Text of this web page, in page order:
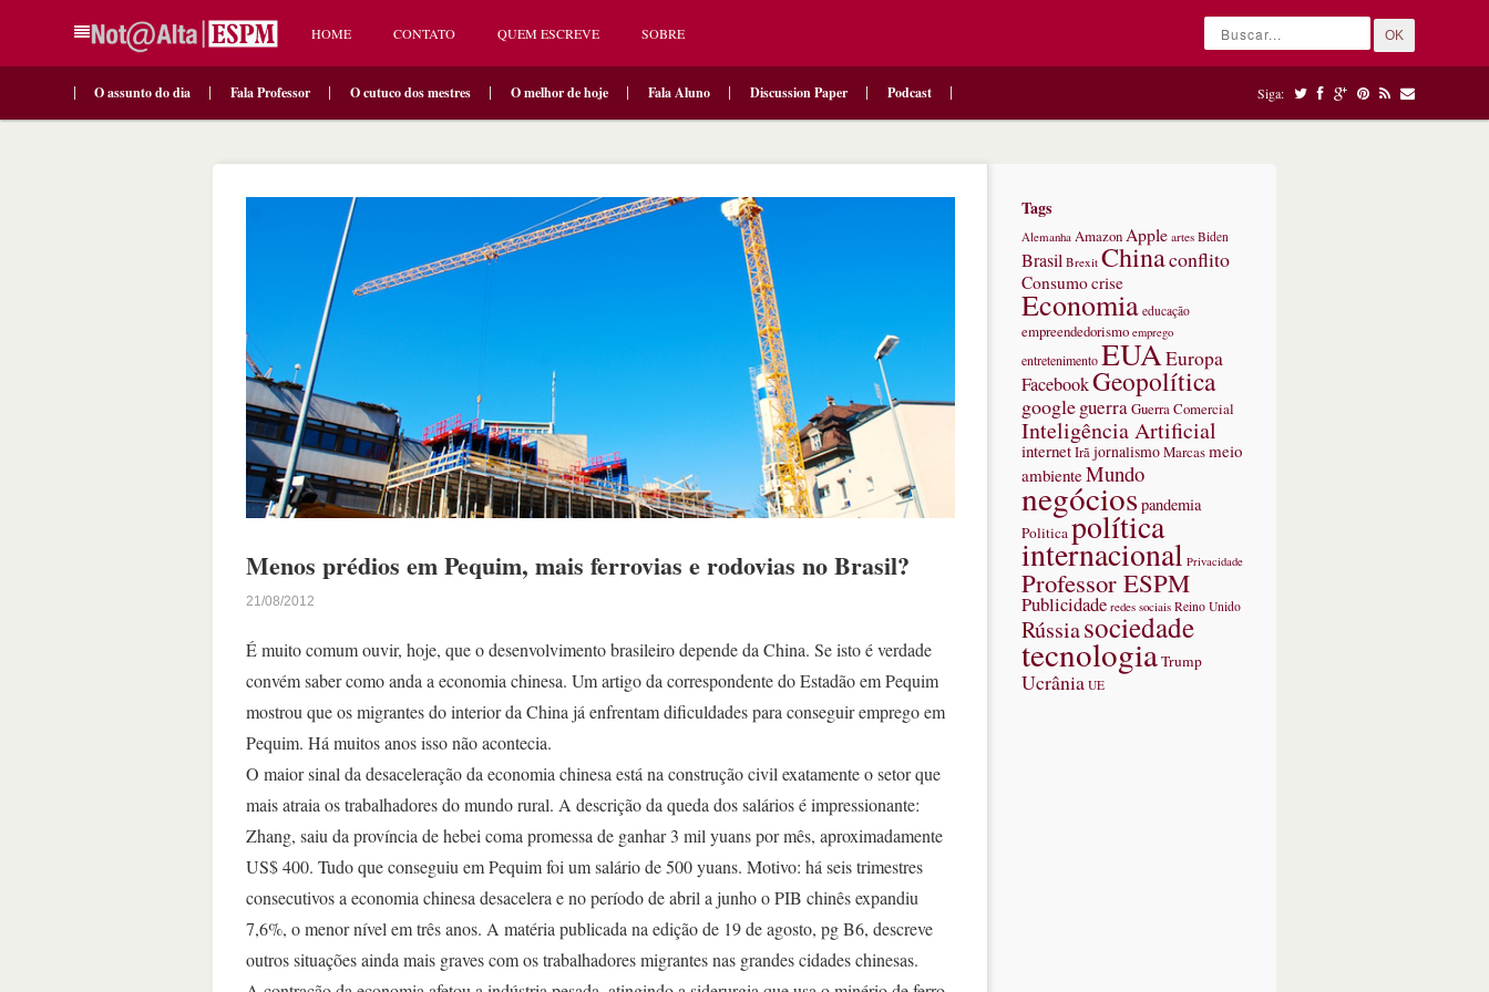
HOME CONTATO QUEM ESCREVE SOBRE OK
O assunto do dia Fala Professor O cutuco dos mestres O melhor de hoje Fala Aluno Discussion Paper Podcast Siga:
Menos prédios em Pequim, mais ferrovias e rodovias no Brasil?
21/08/2012
É muito comum ouvir, hoje, que o desenvolvimento brasileiro depende da China. Se isto é verdade
convém saber como anda a economia chinesa. Um artigo da correspondente do Estadão em Pequim
mostrou que os migrantes do interior da China já enfrentam dificuldades para conseguir emprego em
Pequim. Há muitos anos isso não acontecia.
O maior sinal da desaceleração da economia chinesa está na construção civil exatamente o setor que
mais atraia os trabalhadores do mundo rural. A descrição da queda dos salários é impressionante:
Zhang, saiu da província de hebei coma promessa de ganhar 3 mil yuans por mês, aproximadamente
US$ 400. Tudo que conseguiu em Pequim foi um salário de 500 yuans. Motivo: há seis trimestres
consecutivos a economia chinesa desacelera e no período de abril a junho o PIB chinês expandiu
7,6%, o menor nível em três anos. A matéria publicada na edição de 19 de agosto, pg B6, descreve
outros situações ainda mais graves com os trabalhadores migrantes nas grandes cidades chinesas.
Tags
Alemanha Amazon Apple artes Biden
Brasil Brexit Chinaconflito
Consumocrise
Economia educação
empreendedorismo emprego
entretenimentoEUAEuropa
FacebookGeopolítica
googleguerraGuerra Comercial
Inteligência Artificial
internetIrãjornalismoMarcasmeio
ambienteMundo
negóciospandemia
Politicapolítica
internacional Privacidade
Professor ESPM
Publicidade redes sociais Reino Unido
Rússiasociedade
tecnologiaTrump
Ucrânia UE